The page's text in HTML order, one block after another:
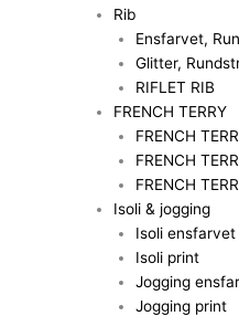
Rib
Ensfarvet,
Glitter,
RIFLET RIB
FRENCH TERRY
FRENCH
FRENCH
FRENCH
Isoli & jogging
Isoli ensfarvet
Isoli print
Jogging
Jogging print